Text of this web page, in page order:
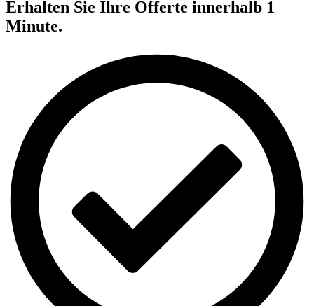
Erhalten Sie Ihre Offerte innerhalb 1
Minute.